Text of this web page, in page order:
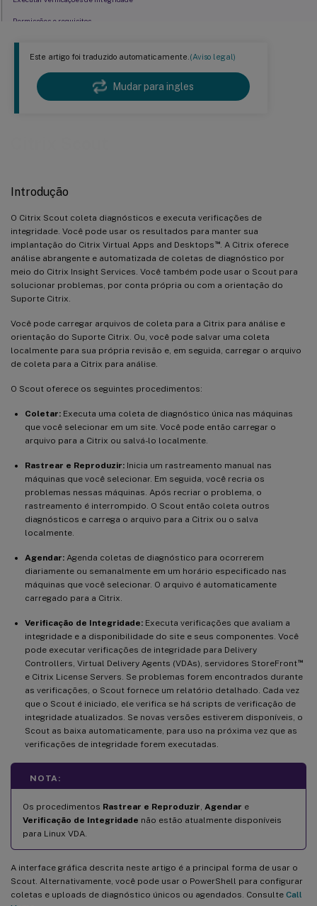
Este artigo foi traduzido automaticamente.(Aviso legal)
Mudar para ingles
Introdução
O Citrix Scout coleta diagnósticos e executa verificações de
integridade. Você pode usar os resultados para manter sua
implantação do Citrix Virtual Apps and Desktops ™. A Citrix oferece
análise abrangente e automatizada de coletas de diagnóstico por
meio do Citrix Insight Services. Você também pode usar o Scout para
solucionar problemas, por conta própria ou com a orientação do
Suporte Citrix.
Você pode carregar arquivos de coleta para a Citrix para análise e
orientação do Suporte Citrix. Ou, você pode salvar uma coleta
localmente para sua própria revisão e, em seguida, carregar o arquivo
de coleta para a Citrix para análise.
O Scout oferece os seguintes procedimentos:
Coletar: Executa uma coleta de diagnóstico única nas máquinas
que você selecionar em um site. Você pode então carregar o
arquivo para a Citrix ou salvá-lo localmente.
Rastrear e Reproduzir: Inicia um rastreamento manual nas
máquinas que você selecionar. Em seguida, você recria os
problemas nessas máquinas. Após recriar o problema, o
rastreamento é interrompido. O Scout então coleta outros
diagnósticos e carrega o arquivo para a Citrix ou o salva
localmente.
Agendar: Agenda coletas de diagnóstico para ocorrerem
diariamente ou semanalmente em um horário especificado nas
máquinas que você selecionar. O arquivo é automaticamente
carregado para a Citrix.
Verificação de Integridade: Executa verificações que avaliam a
integridade e a disponibilidade do site e seus componentes. Você
pode executar verificações de integridade para Delivery
Controllers, Virtual Delivery Agents (VDAs), servidores StoreFront™
e Citrix License Servers. Se problemas forem encontrados durante
as verificações, o Scout fornece um relatório detalhado. Cada vez
que o Scout é iniciado, ele verifica se há scripts de verificação de
integridade atualizados. Se novas versões estiverem disponíveis, o
Scout as baixa automaticamente, para uso na próxima vez que as
verificações de integridade forem executadas.
NOTA:
Os procedimentos Rastrear e Reproduzir Agendar e
Verificação de Integridade não estão atualmente disponíveis
para Linux VDA.
A interface gráfica descrita neste artigo é a principal forma de usar o
Scout. Alternativamente, você pode usar o PowerShell para configurar
coletas e uploads de diagnóstico únicos ou agendados. Consulte Call
Permissões e requisitos
Testes de verificação
Compatibilidade de versão
Instalar e atualizar
Coletar diagnósticos
Habilitar coleta de log adicional
Agendar coletas
Mascaramento de dados
Coleta de dados de uso